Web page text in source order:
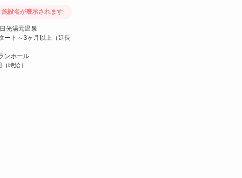
設名が表示されます
光湯元温泉
ート～3ヶ月以上（延長
ンホール
（時給）